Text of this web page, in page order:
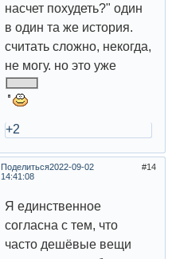
насчет похудеть?" один
в один та же история.
считать сложно, некогда,
не могу. но это уже
+2
Поделиться 14
2022-09-02
14:41:08
Я единственное
согласна с тем, что
часто дешёвые вещи